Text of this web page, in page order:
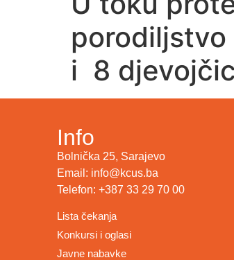
porodiljstvo
i 8
Info
Bolnička 25, Sarajevo
Email: info@kcus.ba
Telefon: +387 33 29 70 00
Lista čekanja
Konkursi i oglasi
Javne nabavke